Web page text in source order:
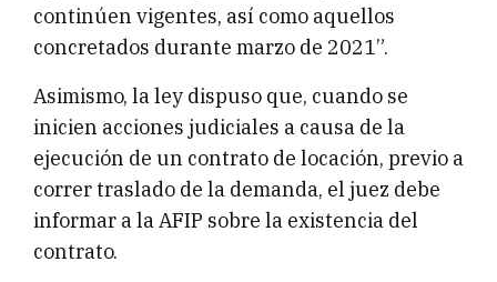
continúen vigentes, así como aquellos
concretados durante marzo de 2021”.
Asimismo, la ley dispuso que, cuando se
inicien acciones judiciales a causa de la
ejecución de un contrato de locación, previo a
correr traslado de la demanda, el juez debe
informar a la AFIP sobre la existencia del
contrato.